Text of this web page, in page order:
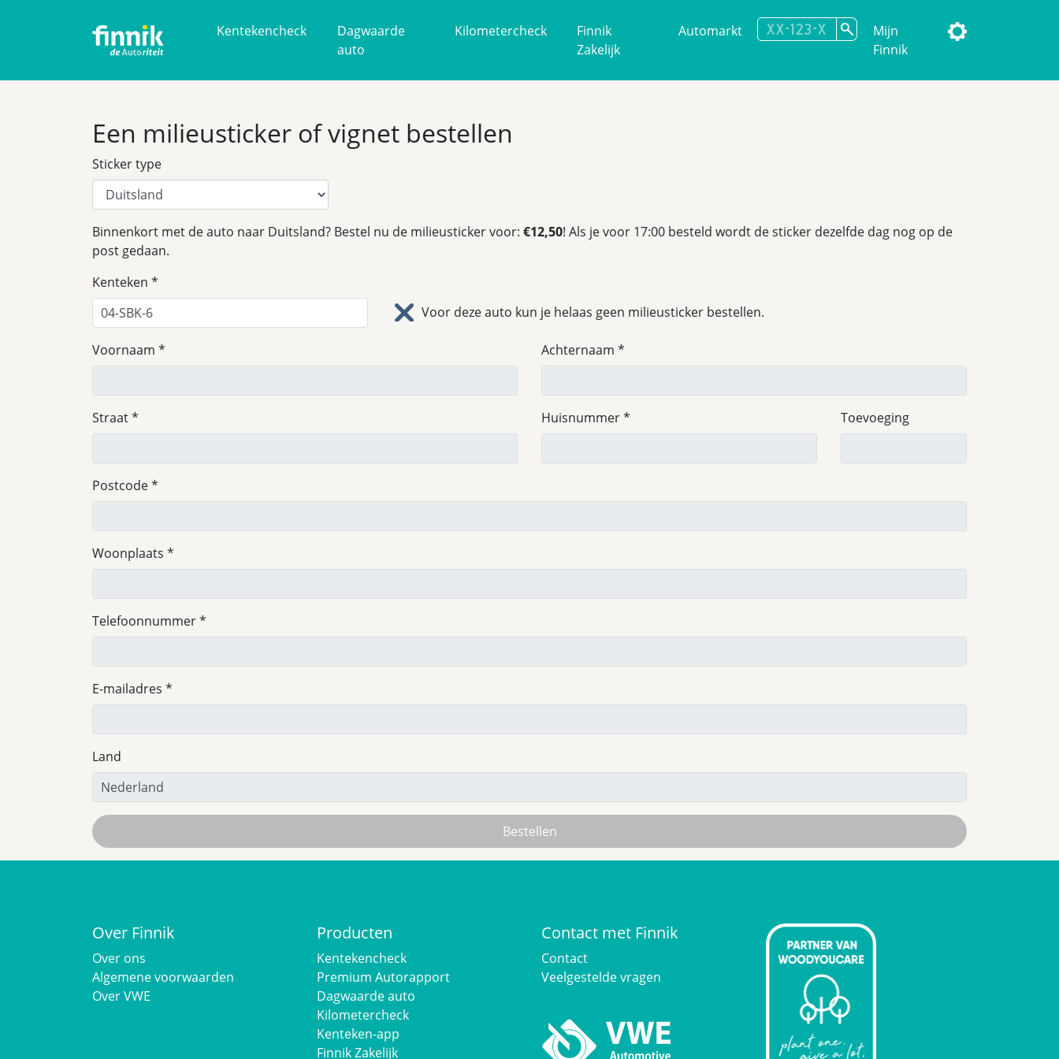
Kentekencheck
Dagwaarde
auto
Kilometercheck
Finnik
Zakelijk
Automarkt
Mijn
Finnik
Een milieusticker of vignet bestellen
Sticker type
Binnenkort met de auto naar Duitsland? Bestel nu de milieusticker voor: €12,50! Als je voor 17:00 besteld wordt de sticker dezelfde dag nog op de
post gedaan.
Kenteken
Voor deze auto kun je helaas geen milieusticker bestellen.
Voornaam Achternaam
Straat Huisnummer Toevoeging
Postcode
Woonplaats
Telefoonnummer
E-mailadres
Land
Over Finnik
Over ons
Algemene voorwaarden
Over VWE
Producten
Kentekencheck
Premium Autorapport
Dagwaarde auto
Kilometercheck
Kenteken-app
Finnik Zakelijk
Contact met Finnik
Contact
Veelgestelde vragen